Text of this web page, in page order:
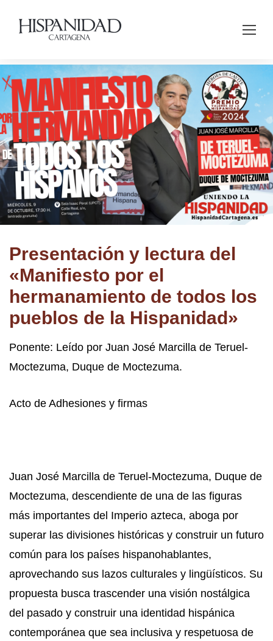
Presentación y lectura del
«Manifiesto por el
hermanamiento de todos los
pueblos de la Hispanidad»
Ponente: Leído por Juan José Marcilla de Teruel-
Moctezuma, Duque de Moctezuma.
Acto de Adhesiones y firmas
Juan José Marcilla de Teruel-Moctezuma, Duque de
Moctezuma, descendiente de una de las figuras
más importantes del Imperio azteca, aboga por
superar las divisiones históricas y construir un futuro
común para los países hispanohablantes,
aprovechando sus lazos culturales y lingüísticos. Su
propuesta busca trascender una visión nostálgica
del pasado y construir una identidad hispánica
contemporánea que sea inclusiva y respetuosa de